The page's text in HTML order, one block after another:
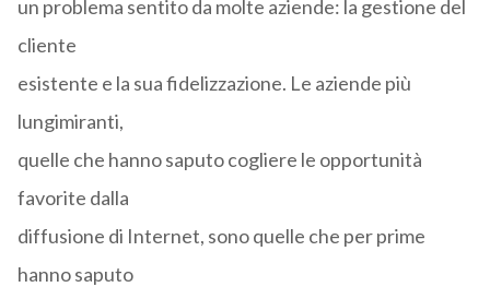
un problema sentito da molte aziende: la gestione del
cliente
esistente e la sua fidelizzazione. Le aziende più
lungimiranti,
quelle che hanno saputo cogliere le opportunità
favorite dalla
diffusione di Internet, sono quelle che per prime
hanno saputo